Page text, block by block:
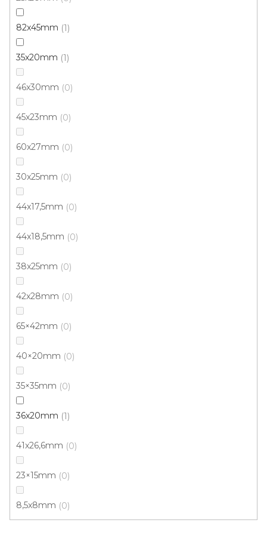
82x45mm 1
35x20mm 1
46x30mm 0
45x23mm 0
60x27mm 0
30x25mm 0
44x17,5mm 0
44x18,5mm 0
38x25mm 0
42x28mm 0
65×42mm 0
40×20mm 0
35×35mm 0
36x20mm 1
41x26,6mm 0
23×15mm 0
8,5x8mm 0
Černá č.600
Soklová lišta z vinylu KS56 délka 1235 mm
359 Kč
5705 Dub Oslo